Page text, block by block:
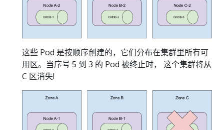
这些 Pod 是按顺序创建的，它们分布在集群里所有可
用区。当序号 5 到 3 的 Pod 被终止时， 这个集群将从
C 区消失!